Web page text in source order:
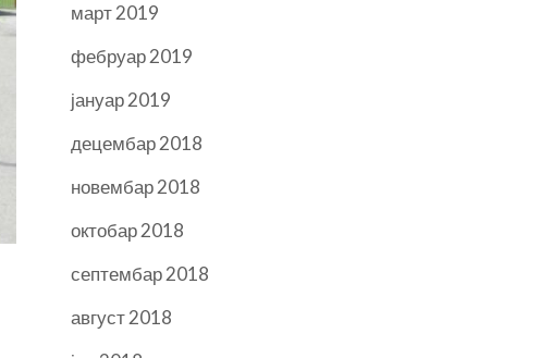
март 2019
фебруар 2019
јануар 2019
децембар 2018
новембар 2018
октобар 2018
септембар 2018
август 2018